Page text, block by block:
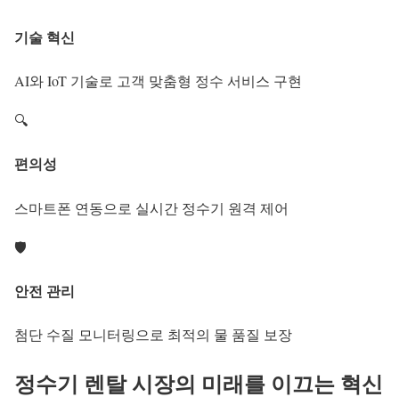
기술 혁신
AI와 IoT 기술로 고객 맞춤형 정수 서비스 구현
🔍
편의성
스마트폰 연동으로 실시간 정수기 원격 제어
🛡️
안전 관리
첨단 수질 모니터링으로 최적의 물 품질 보장
정수기 렌탈 시장의 미래를 이끄는 혁신